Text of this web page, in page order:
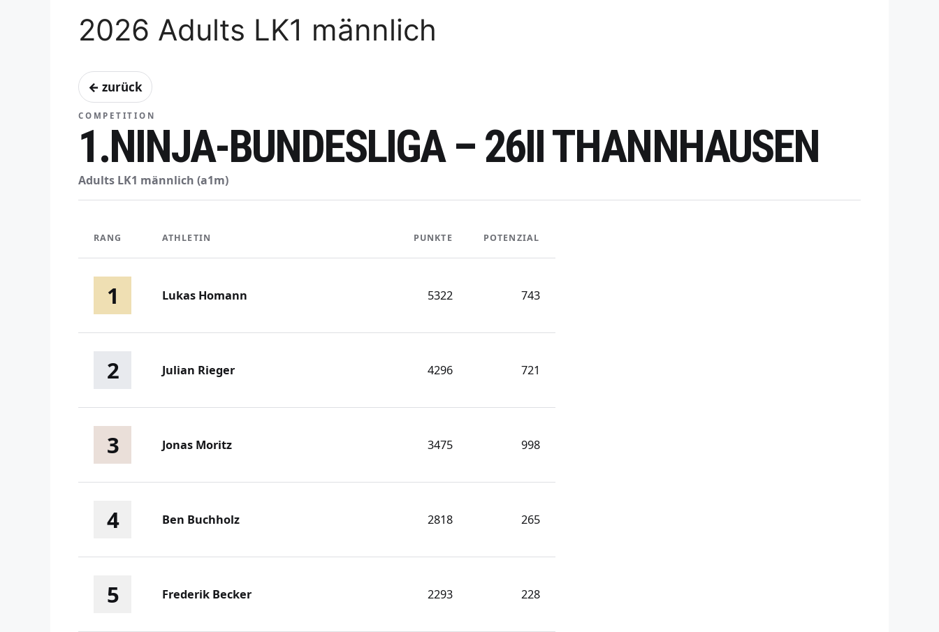
2026 Adults LK1 männlich
← zurück
COMPETITION
1.NINJA-BUNDESLIGA – 26II THANNHAUSEN
Adults LK1 männlich (a1m)
RANG ATHLETIN PUNKTE POTENZIAL
1 Lukas Homann 5322 743
2 Julian Rieger 4296 721
3 Jonas Moritz 3475 998
4 Ben Buchholz 2818 265
5 Frederik Becker 2293 228